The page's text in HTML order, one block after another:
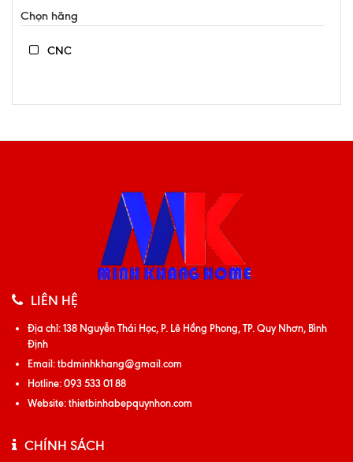
Chọn hãng
CNC
LIÊN HỆ
Địa chỉ:138 Nguyễn Thái Học, P. Lê Hồng Phong, TP. Quy Nhơn, Bình
Định
Email:tbdminhkhang@gmail.com
Hotline:093 533 01 88
Website:thietbinhabepquynhon.com
CHÍNH SÁCH